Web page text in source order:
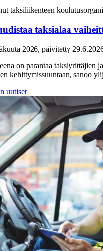
taksiliikenteen
taksialaa
2026, päivitetty
on parantaa taksiyrittäjien
kehittymissuuntaan, sanoo
uutiset